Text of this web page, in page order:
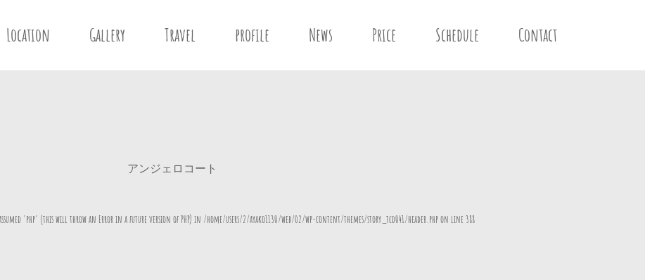
Location Gallery Travel profile News Price Schedule Contact
アンジェロコート
'php' (this will throw an Error in a future version of PHP) in /home/users/2/ayako1130/web/02/wp-content/themes/story_tcd041/header.phpon line 388